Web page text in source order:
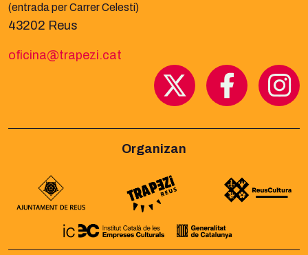
(entrada per Carrer Celestí)
43202 Reus
oficina@trapezi.cat
Organizan